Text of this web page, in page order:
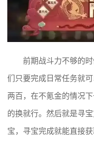
前期战斗力不够的
们只要完成日常任务就
两百，在不氪金的情况
的换就行。然后就是寻
宝，寻宝完成就能直接获